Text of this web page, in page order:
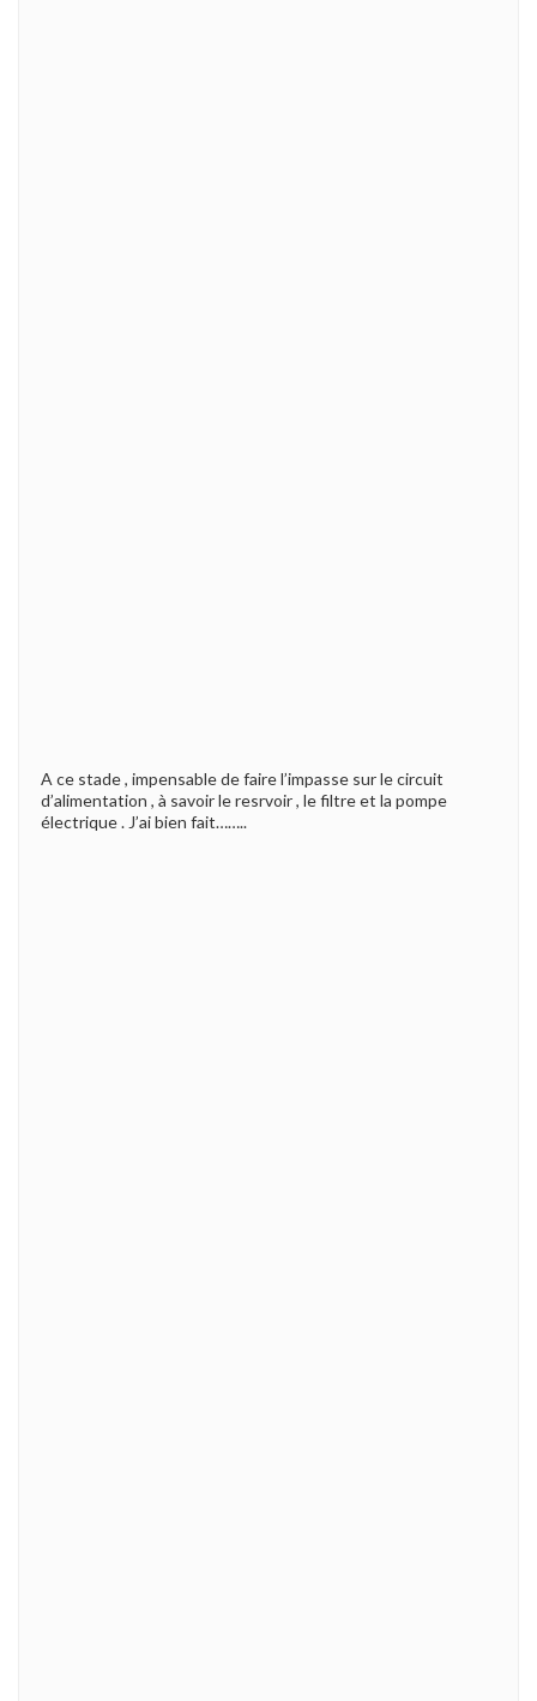
A ce stade , impensable de faire l’impasse sur le circuit
d’alimentation , à savoir le resrvoir , le filtre et la pompe
électrique . J’ai bien fait……..